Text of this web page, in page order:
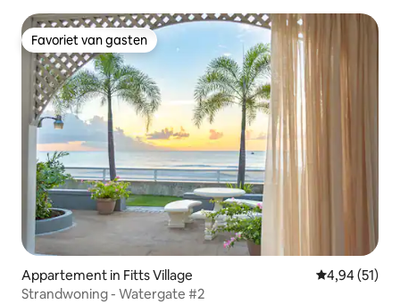
Favoriet van gasten
Favoriet van gasten
Appartement in Fitts Village Gemiddelde
4,94 (51)
Strandwoning - Watergate #2